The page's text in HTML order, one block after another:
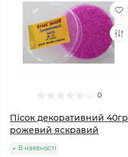
0
Пісок декоративний 40гр
рожевий яскравий
В наявності